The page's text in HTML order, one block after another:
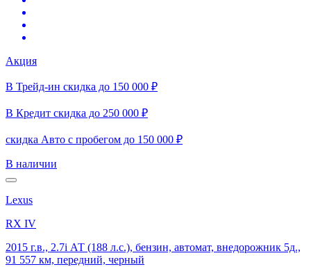
Акция
В Трейд-ин скидка до 150 000 ₽
В Кредит скидка до 250 000 ₽
скидка Авто с пробегом до 150 000 ₽
В наличии
Lexus
RX IV
2015 г.в., 2.7i АТ (188 л.с.), бензин, автомат, внедорожник 5д.,
91 557 км, передний, черный